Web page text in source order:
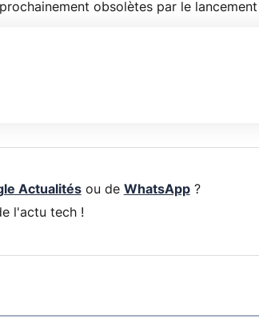
obsolètes par le
Actualitésou de WhatsApp?
l'actu tech !